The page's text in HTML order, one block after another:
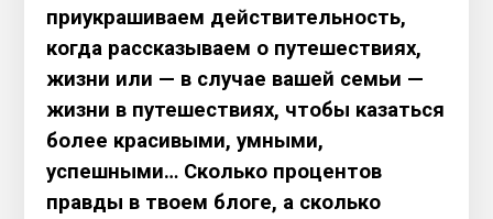
приукрашиваем действительность,
когда рассказываем о путешествиях,
жизни или — в случае вашей семьи —
жизни в путешествиях, чтобы казаться
более красивыми, умными,
успешными… Сколько процентов
правды в твоем блоге, а сколько